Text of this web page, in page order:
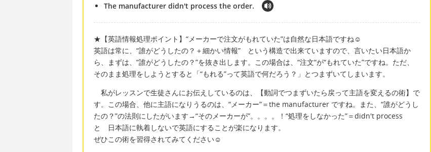
The manufacturer didn't process the order.
★【英語情報処理ポイント】“メーカーで注文がもれていた”は自然な日本語ですね☺
英語は常に、“誰がどうしたの？＋細かい情報” という構造で出来ていますので、言いたい日本語か
ら、まずは、“誰がどうしたの？”を抜き出します。この場合は、“注文“が“もれていた”ですね。ただ、
そのまま処理をしようとすると「“もれる”って英語で何だろう？」とつまずいてしまいます。
私がレッスンで生徒さんにお伝えしているのは、【動詞でつまずいたら戻って主語を変えるの術】で
す。この場合、他に主語になりうるのは、“メーカー”＝the manufacturer ですね。また、“誰がどうし
たの？”の法則にしたがいます→“そのメーカーが”。。。。！“処理をしなかった”＝didn't process
と 日本語に執着しないで英語にすることが楽になります。
ぜひこの術を習得されてみてください☺